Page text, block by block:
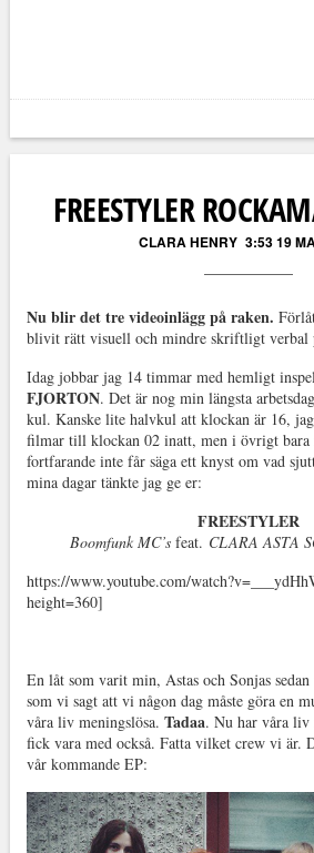
FREESTYLER
CLARA HENRY 3:53 19
Nu blir det tre videoinlägg på raken.
blivit rätt visuell och mindre skriftligt verbal
Idag jobbar jag 14 timmar med hemligt
FJORTON. Det är nog min längsta
kul. Kanske lite halvkul att klockan är 16,
filmar till klockan 02 inatt, men i övrigt bara
fortfarande inte får säga ett knyst om vad
mina dagar tänkte jag ge er:
FREESTYLER
Boomfunk MC’sfeat. CLARA ASTA
https://www.youtube.com/
height=360]
En låt som varit min, Astas och Sonjas
som vi sagt att vi någon dag måste göra en
våra liv meningslösa. Tadaa. Nu har våra liv
fick vara med också. Fatta vilket crew vi är.
vår kommande EP: